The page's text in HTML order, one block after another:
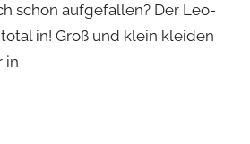
n
G
schon aufgefallen? Der Leo-
in! Groß und klein kleiden
in